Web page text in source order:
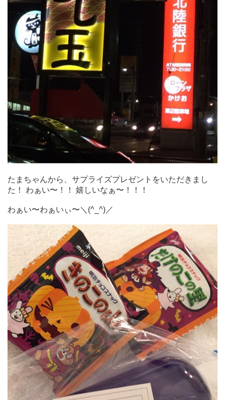
たまちゃんから、サプライズプレゼントをいただきまし
た！ わぁい〜！！ 嬉しいなぁ〜！！！
わぁい〜わぁいぃ〜＼(^_^)／